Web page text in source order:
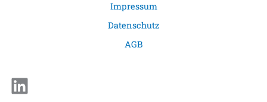
Impressum
Datenschutz
AGB
LinkedIn